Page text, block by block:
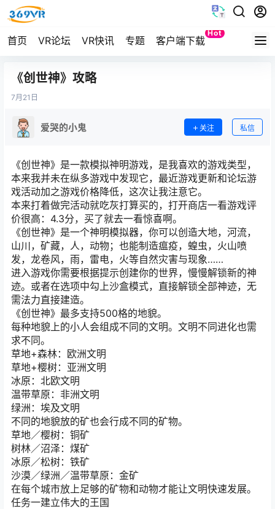
首页 VR论坛 VR快讯 专题 客户端下载
Hot
Quest
《创世神》攻略
7月 21日
爱哭的小鬼 关注 私信
《创世神》是一款模拟神明游戏，是我喜欢的游戏类型，
本来我并未在纵多游戏中发现它，最近游戏更新和论坛游
戏活动加之游戏价格降低，这次让我注意它。
本来打着做完活动就吃灰打算买的，打开商店一看游戏评
价很高：4.3分，买了就去一看惊喜啊。
《创世神》是一个神明模拟器，你可以创造大地，河流，
山川，矿藏，人，动物；也能制造瘟疫，蝗虫，火山喷
发，龙卷风，雨，雷电，火等自然灾害与现象……
进入游戏你需要根据提示创建你的世界，慢慢解锁新的神
迹。或者在选项中勾上沙盒模式，直接解锁全部神迹，无
需法力直接建造。
《创世神》最多支持500格的地貌。
每种地貌上的小人会组成不同的文明。文明不同进化也需
求不同。
草地+森林：欧洲文明
草地+樱树：亚洲文明
冰原：北欧文明
温带草原：非洲文明
绿洲：埃及文明
不同的地貌放的矿也会行成不同的矿物。
草地／樱树：铜矿
树林／沼泽：煤矿
冰原／松树：铁矿
沙漠／绿洲／温带草原：金矿
在每个城市放上足够的矿物和动物才能让文明快速发展。
任务一建立伟大的王国